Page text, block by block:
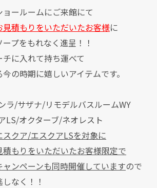
ールームにご来館にて
積もりをいただいたお客様に
プをもれなく進呈！！
に入れて持ち運べて
の時期に嬉しいアイテムです。
ラ/サザナ/リモデルバスルームWY
LS/オクターブ/ネオレスト
クア/エスクアLSを対象に
積もりをいただいたお客様限定で
ンペーンも同時開催していますので
なく！！